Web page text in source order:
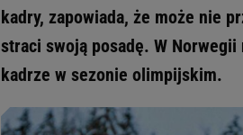
kadry, zapowiada, że może nie
straci swoją posadę. W
kadrze w sezonie olimpijskim.